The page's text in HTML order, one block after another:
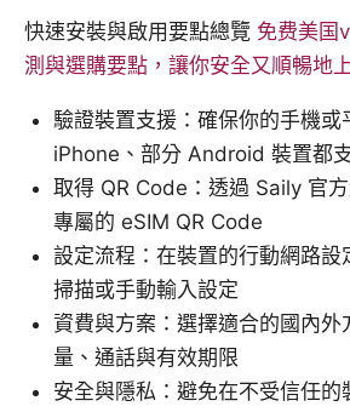
快速安裝與啟用要點總覽 免费美国
測與選購要點，讓你安全又順暢地
驗證裝置支援：確保你的手機或
iPhone、部分 Android 裝置都
取得 QR Code：透過 Saily 官
專屬的 eSIM QR Code
設定流程：在裝置的行動網路設
掃描或手動輸入設定
資費與方案：選擇適合的國內外
量、通話與有效期限
安全與隱私：避免在不受信任的